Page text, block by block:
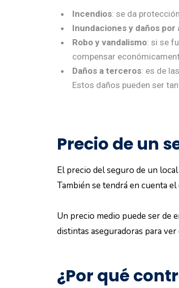
Incendios: se da
Inundaciones y daños por
Robo y vandalismo: si se
compensar
Daños a terceros: es de
Estos daños pueden ser
Precio de un
El precio del seguro de un
También se tendrá en cuenta
Un precio medio puede ser de
distintas aseguradoras para
¿Por qué